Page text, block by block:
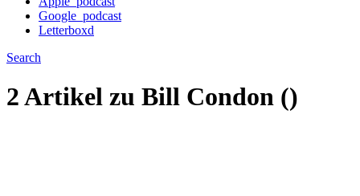
Google_podcast
Letterboxd
Search
2 Artikel zu Bill Condon ()